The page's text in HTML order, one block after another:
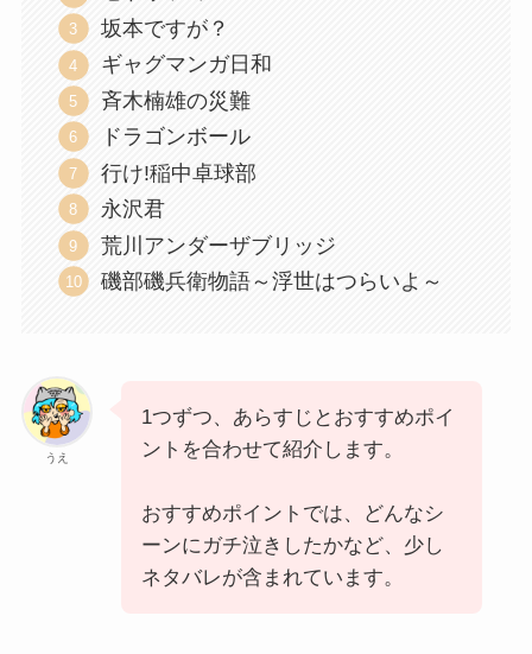
坂本ですが？
ギャグマンガ日和
斉木楠雄の災難
ドラゴンボール
行け!稲中卓球部
永沢君
荒川アンダーザブリッジ
磯部磯兵衛物語～浮世はつらいよ～
うえ
1つずつ、あらすじとおすすめポイ
ントを合わせて紹介します。
おすすめポイントでは、どんなシ
ーンにガチ泣きしたかなど、少し
ネタバレが含まれています。